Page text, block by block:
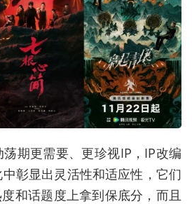
期更需要、更珍视IP，IP改编
彰显出灵活性和适应性，它们
和话题度上拿到保底分，而且